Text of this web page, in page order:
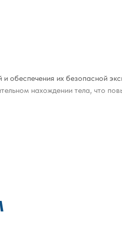
обеспечения их безопасной
нахождении тела, что
профессиональными
специализированной
тщательно для